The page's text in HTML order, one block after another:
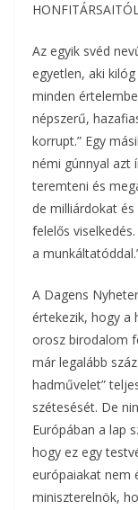
Az egyik svéd
egyetlen, aki
minden
népszerű,
korrupt.” Egy
némi gúnnyal azt
teremteni és
de milliárdokat
felelős
a
A Dagens
értekezik, hogy a
orosz birodalom
már legalább
hadművelet”
szétesését. De
Európában a lap
hogy ez egy
európaiakat nem
miniszterelnök,